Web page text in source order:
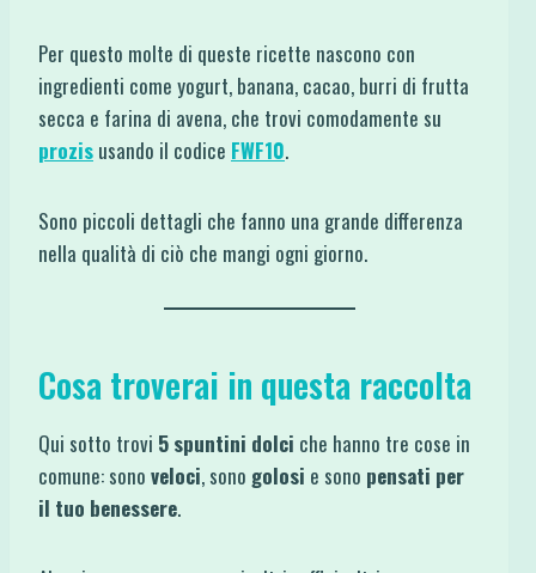
Per questo molte di queste ricette nascono con
ingredienti come yogurt, banana, cacao, burri di frutta
secca e farina di avena, che trovi comodamente su
prozis usando il codice FWF10.
Sono piccoli dettagli che fanno una grande differenza
nella qualità di ciò che mangi ogni giorno.
Cosa troverai in questa raccolta
Qui sotto trovi 5 spuntini dolci che hanno tre cose in
comune: sono veloci, sono golosi e sono pensati per
il tuo benessere.